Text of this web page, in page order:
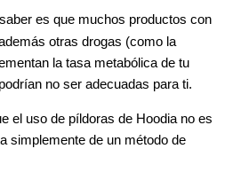
es que muchos productos con
otras drogas (como la
la tasa metabólica de tu
no ser adecuadas para ti.
el uso de píldoras de Hoodia no es
simplemente de un método de